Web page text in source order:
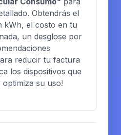
Obtendrás el
kWh, el costo en tu
un desglose por
reducir tu factura
los dispositivos que
su uso!